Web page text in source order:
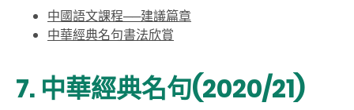
中國語文課程──建議篇章
中華經典名句書法欣賞
7. 中華經典名句(2020/21)